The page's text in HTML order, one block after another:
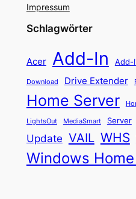
Impressum
Schlagwörter
Acer Add-In Add-
Download Drive Extender
Home Server
LightsOut MediaSmart Server
Update VAIL WHS
Windows